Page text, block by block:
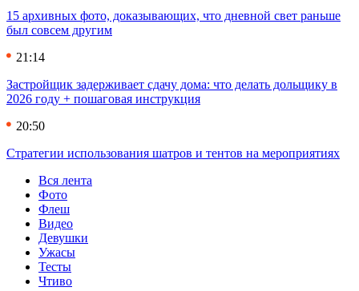
15 архивных фото, доказывающих, что дневной свет раньше
был совсем другим
21:14
Застройщик задерживает сдачу дома: что делать дольщику в
2026 году + пошаговая инструкция
20:50
Стратегии использования шатров и тентов на мероприятиях
Вся лента
Фото
Флеш
Видео
Девушки
Ужасы
Тесты
Чтиво